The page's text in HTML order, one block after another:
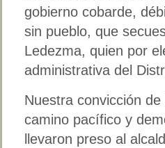
gobierno cobarde,
sin pueblo, que
Ledezma, quien por
administrativa del
Nuestra convicción
camino pacífico y
llevaron preso al